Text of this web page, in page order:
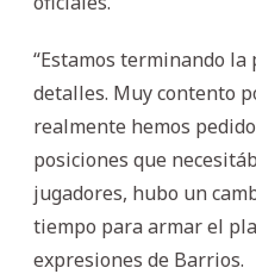
“Estamos terminando
detalles. Muy contento
realmente hemos
posiciones que
jugadores, hubo un
tiempo para armar el
expresiones de Barrios.